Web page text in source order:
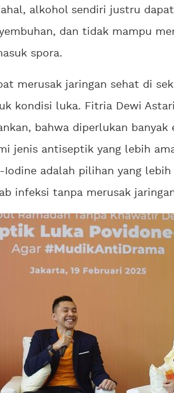
alkohol sendiri justru
dan tidak mampu
spora.
merusak jaringan sehat di
kondisi luka. Fitria Dewi
bahwa diperlukan banyak
jenis antiseptik yang lebih
adalah pilihan yang lebih
infeksi tanpa merusak